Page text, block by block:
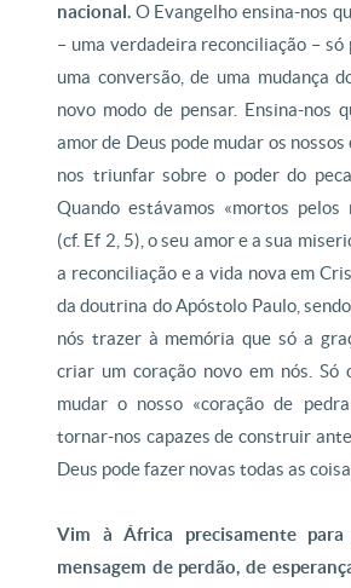
nacional. O Evangelho ensina-nos
– uma verdadeira reconciliação –
uma conversão, de uma mudança
novo modo de pensar. Ensina-nos
amor de Deus pode mudar os
nos triunfar sobre o poder do
Quando estávamos «mortos pelos
(cf. Ef 2, 5), o seu amor e a sua
a reconciliação e a vida nova em
da doutrina do Apóstolo Paulo,
nós trazer à memória que só a
criar um coração novo em nós. Só
mudar o nosso «coração de
tornar-nos capazes de construir
Deus pode fazer novas todas as
Vim à África precisamente para
mensagem de perdão, de